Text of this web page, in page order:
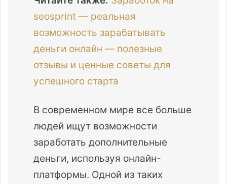
seosprint — реальная
возможность зарабатывать
деньги онлайн — полезные
отзывы и ценные советы для
успешного старта
В современном мире все больше
людей ищут возможности
заработать дополнительные
деньги, используя онлайн-
платформы. Одной из таких